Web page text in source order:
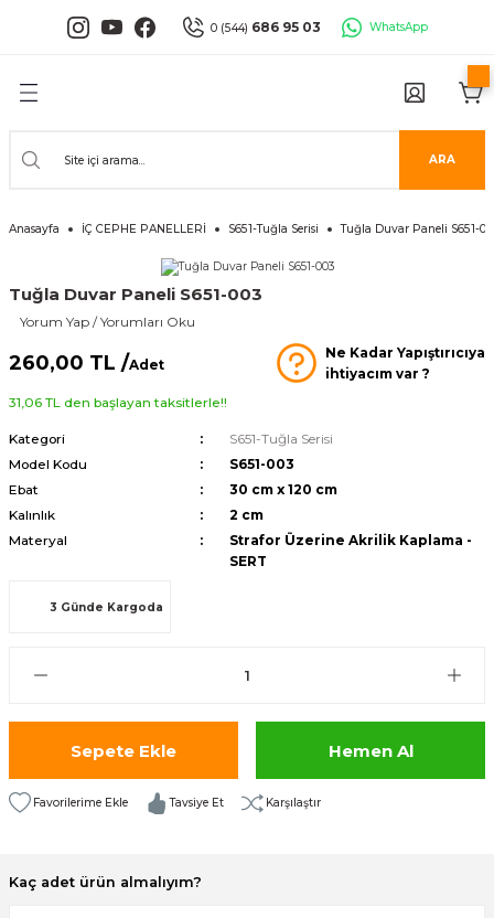
0 (544) 686 95 03 WhatsApp
Geri Dön
Serisi
Geri Dön
PANELLER
Geri Dön
Geri Dön
Geri Dön
Paneller
Geri Dön
ARA
Anasayfa İÇ CEPHE PANELLERİ S651-Tuğla Serisi Tuğla Duvar Paneli S651-
Tuğla Duvar Paneli S651-003
Yorum Yap / Yorumları Oku
260,00 TL /Adet
Ne Kadar Yapıştırıcıya
ihtiyacım var ?
31,06 TL den başlayan taksitlerle!!
Kategori
S651-Tuğla Serisi
Model Kodu
S651-003
Ebat
30 cm x 120 cm
Kalınlık
2 cm
Materyal
Strafor Üzerine Akrilik Kaplama -
SERT
3 Günde Kargoda
Sepete Ekle Hemen Al
Tavsiye Et Karşılaştır
Kaç adet ürün almalıyım?